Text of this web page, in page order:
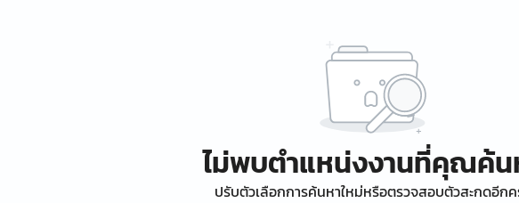
ไม่พบตำแหน่งงานที่คุณค้น
ปรับตัวเลือกการค้นหาใหม่หรือตรวจสอบตัวสะกดอีก